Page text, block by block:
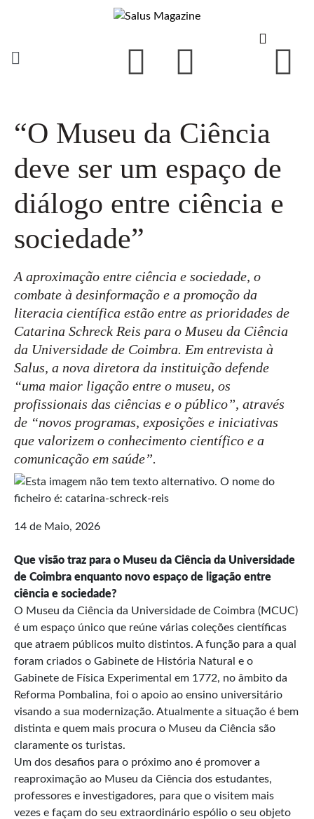
“O Museu da Ciência
deve ser um espaço de
diálogo entre ciência e
sociedade”
A aproximação entre ciência e sociedade, o
combate à desinformação e a promoção da
literacia científica estão entre as prioridades de
Catarina Schreck Reis para o Museu da Ciência
da Universidade de Coimbra. Em entrevista à
Salus, a nova diretora da instituição defende
“uma maior ligação entre o museu, os
profissionais das ciências e o público”, através
de “novos programas, exposições e iniciativas
que valorizem o conhecimento científico e a
comunicação em saúde”.
14 de Maio, 2026
Que visão traz para o Museu da Ciência da Universidade
de Coimbra enquanto novo espaço de ligação entre
ciência e sociedade?
O Museu da Ciência da Universidade de Coimbra (MCUC)
é um espaço único que reúne várias coleções científicas
que atraem públicos muito distintos. A função para a qual
foram criados o Gabinete de História Natural e o
Gabinete de Física Experimental em 1772, no âmbito da
Reforma Pombalina, foi o apoio ao ensino universitário
visando a sua modernização. Atualmente a situação é bem
distinta e quem mais procura o Museu da Ciência são
claramente os turistas.
Um dos desafios para o próximo ano é promover a
reaproximação ao Museu da Ciência dos estudantes,
professores e investigadores, para que o visitem mais
vezes e façam do seu extraordinário espólio o seu objeto